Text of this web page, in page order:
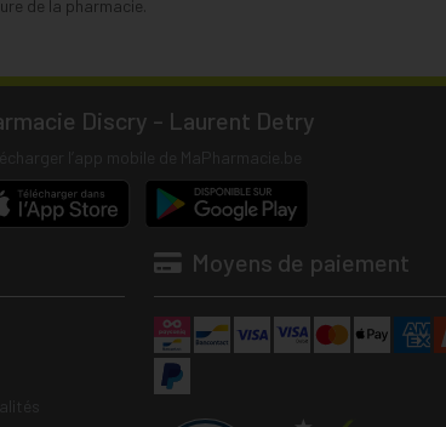
de la pharmacie.
Discry - Laurent Detry
Moyens de paiement